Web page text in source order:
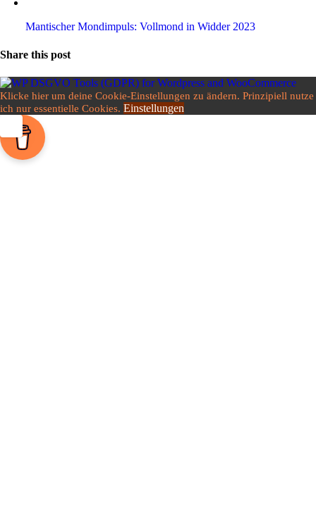
Man­ti­scher Mond­im­puls: Voll­mond in Widder 2023
Share this post
Klicke hier um deine Cookie-Einstellungen zu ändern. Prinzipiell nutze
ich nur essentielle Cookies. Einstellungen